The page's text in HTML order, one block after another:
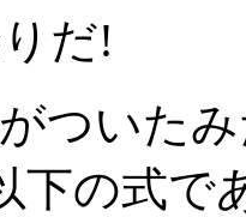
だ!
ついた
下の式で